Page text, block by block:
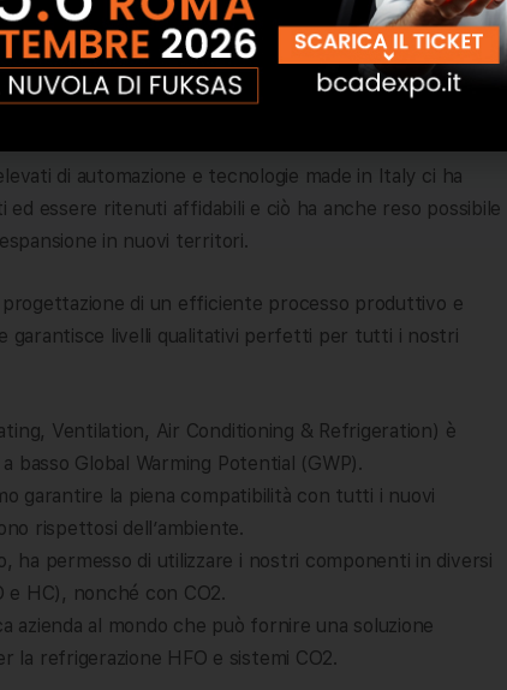
Lake Towers (JLT), a Dubai, e il magazzino si
contiene scorte della nostra gamam completa di
Sin dai tempi della nostra fondazione, nel 1961,
soddisfare i requisiti di mercato e soddisfare i nostri
di automazione e tecnologie made in Italy ci ha
ed essere ritenuti affidabili e ciò ha anche reso possibile
in nuovi territori.
di un efficiente processo produttivo e
garantisce livelli qualitativi perfetti per tutti i nostri
Ventilation, Air Conditioning & Refrigeration) è
basso Global Warming Potential (GWP).
garantire la piena compatibilità con tutti i nuovi
rispettosi dell’ambiente.
permesso di utilizzare i nostri componenti in diversi
HC), nonché con CO2.
azienda al mondo che può fornire una soluzione
la refrigerazione HFO e sistemi CO2.